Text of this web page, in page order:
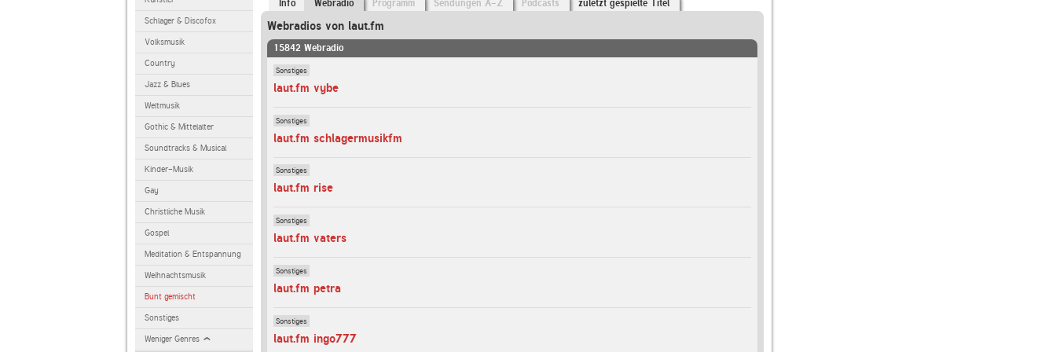
Schlager & Discofox
Volksmusik
Country
Jazz & Blues
Weltmusik
Gothic & Mittelalter
Soundtracks & Musical
Kinder-Musik
Gay
Christliche Musik
Gospel
Meditation & Entspannung
Weihnachtsmusik
Bunt gemischt
Sonstiges
Weniger Genres
Info Webradio Programm Sendungen A-Z Podcasts zuletzt gespielte Titel
Webradios von laut.fm
15842 Webradio
Sonstiges
laut.fm vybe
Sonstiges
laut.fm schlagermusikfm
Sonstiges
laut.fm rise
Sonstiges
laut.fm vaters
Sonstiges
laut.fm petra
Sonstiges
laut.fm ingo777